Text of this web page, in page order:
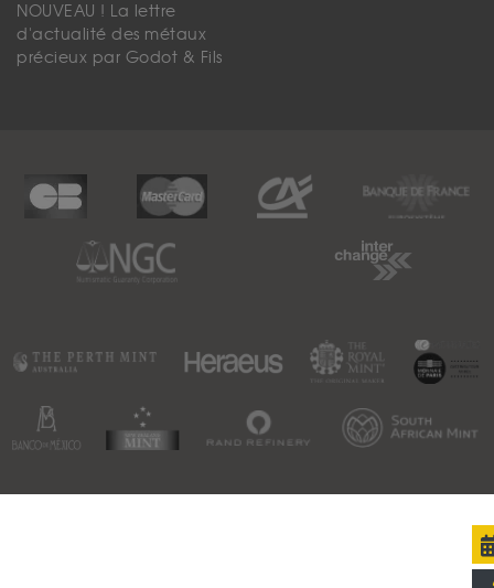
NOUVEAU ! La lettre
d'actualité des métaux
précieux par Godot & Fils